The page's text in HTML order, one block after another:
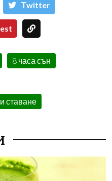
Тwitter
8 часа сън
ставане